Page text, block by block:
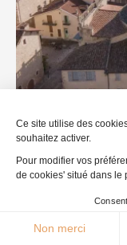
23°C Agenda
Ce
Ce site utilise des
souhaitez activer.
Pour modifier vos
de cookies' situé dans le
Non merci